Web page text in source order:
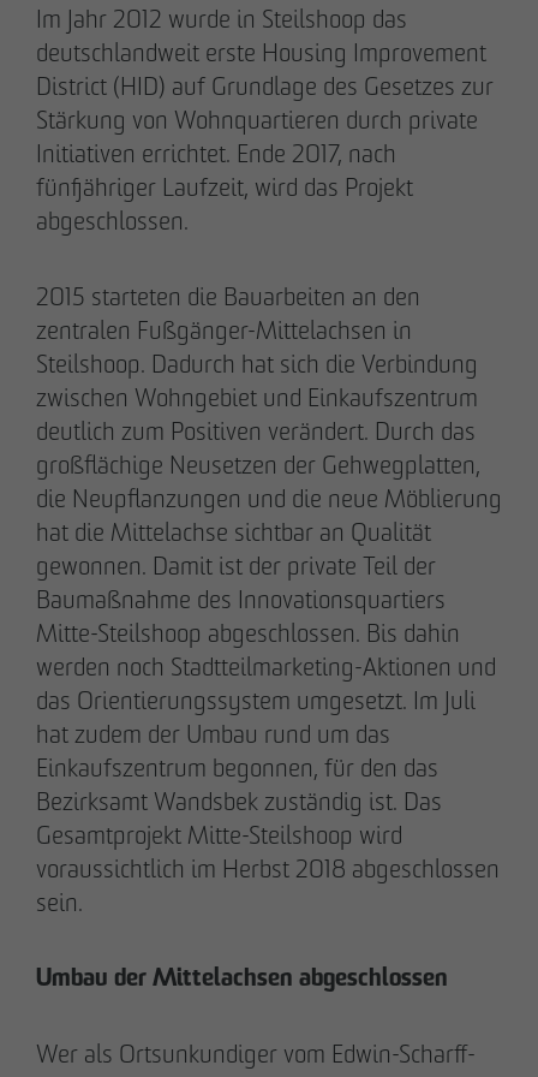
Im Jahr 2012 wurde in Steilshoop das
deutschlandweit erste Housing Improvement
District (HID) auf Grundlage des Gesetzes zur
Stärkung von Wohnquartieren durch private
Initiativen errichtet. Ende 2017, nach
fünfjähriger Laufzeit, wird das Projekt
abgeschlossen.
2015 starteten die Bauarbeiten an den
zentralen Fußgänger-Mittelachsen in
Steilshoop. Dadurch hat sich die Verbindung
zwischen Wohngebiet und Einkaufszentrum
deutlich zum Positiven verändert. Durch das
großflächige Neusetzen der Gehwegplatten,
die Neupflanzungen und die neue Möblierung
hat die Mittelachse sichtbar an Qualität
gewonnen. Damit ist der private Teil der
Baumaßnahme des Innovationsquartiers
Mitte-Steilshoop abgeschlossen. Bis dahin
werden noch Stadtteilmarketing-Aktionen und
das Orientierungssystem umgesetzt. Im Juli
hat zudem der Umbau rund um das
Einkaufszentrum begonnen, für den das
Bezirksamt Wandsbek zuständig ist. Das
Gesamtprojekt Mitte-Steilshoop wird
voraussichtlich im Herbst 2018 abgeschlossen
sein.
Umbau der Mittelachsen abgeschlossen
Wer als Ortsunkundiger vom Edwin-Scharff-
Downloads
Impressum
Datenschutz
28.05.2026
Urbanes Wohnen in Lindenau: Spatenstich für
neue Eigentumswohnungen im Leipziger
Westen
28.05.2026
Berlin-Pankow: OTTO WULFF feiert
Spatenstich für erstes Wohnprojekt in
Holzhybridbauweise